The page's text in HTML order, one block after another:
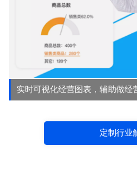
实时可视化经营图表，辅助做经
定制行业